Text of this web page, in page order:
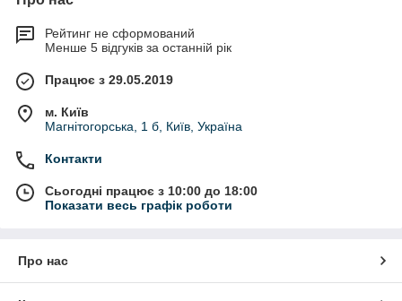
Рейтинг не сформований
Менше 5 відгуків за останній рік
Працює з 29.05.2019
м. Київ
Магнітогорська, 1 б, Київ, Україна
Контакти
Сьогодні працює з 10:00 до 18:00
Показати весь графік роботи
Про нас